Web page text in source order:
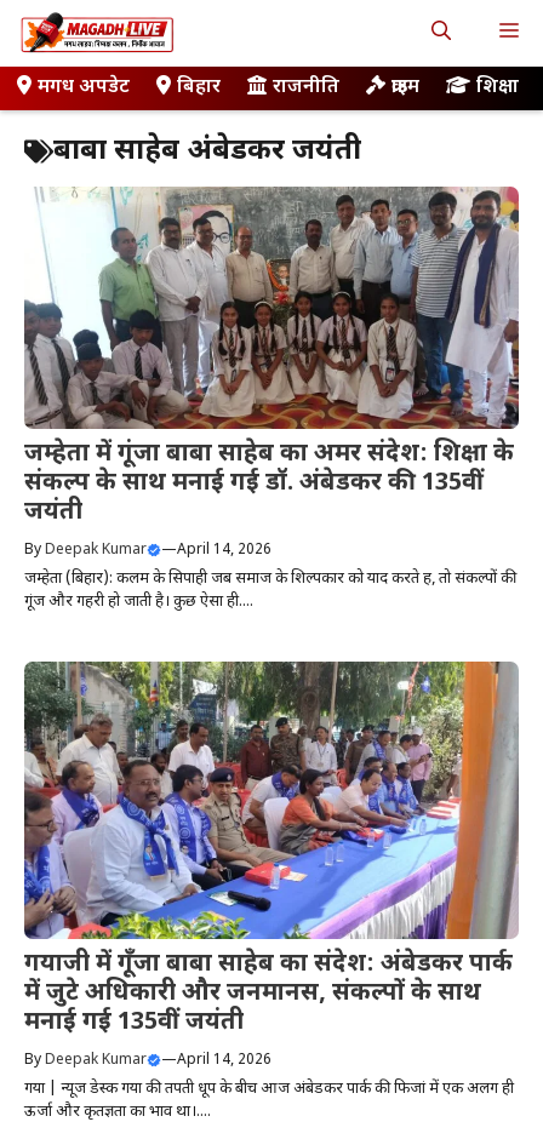
Skip
to
contentमगध अपडेट बिहार राजनीति क्राइम शिक्षा
बाबा साहेब अंबेडकर जयंती
जम्हेता में गूंजा बाबा साहेब का अमर संदेश: शिक्षा के
संकल्प के साथ मनाई गई डॉ. अंबेडकर की 135वीं
जयंती
ByDeepak Kumar —April 14, 2026
जम्हेता (बिहार): कलम के सिपाही जब समाज के शिल्पकार को याद करते हैं, तो संकल्पों की
गूंज और गहरी हो जाती है। कुछ ऐसा ही....
गयाजी में गूँजा बाबा साहेब का संदेश: अंबेडकर पार्क
में जुटे अधिकारी और जनमानस, संकल्पों के साथ
मनाई गई 135वीं जयंती
ByDeepak Kumar —April 14, 2026
गया | न्यूज डेस्क गया की तपती धूप के बीच आज अंबेडकर पार्क की फिजां में एक अलग ही
ऊर्जा और कृतज्ञता का भाव था।....